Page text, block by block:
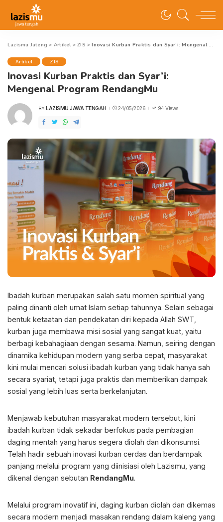
Lazismu Jateng > Artikel>ZIS >Inovasi Kurban Praktis dan Syar’i: Mengenal Program RendangMu
Artikel ZIS
Inovasi Kurban Praktis dan Syar’i:
Mengenal Program RendangMu
POSTED
BY LAZISMU JAWA TENGAH 24/05/2026 94 Views
Ibadah kurban merupakan salah satu momen spiritual yang
paling dinanti oleh umat Islam setiap tahunnya. Selain sebagai
bentuk ketaatan dan pendekatan diri kepada Allah SWT,
kurban juga membawa misi sosial yang sangat kuat, yaitu
berbagi kebahagiaan dengan sesama. Namun, seiring dengan
dinamika kehidupan modern yang serba cepat, masyarakat
kini mulai mencari solusi ibadah kurban yang tidak hanya sah
secara syariat, tetapi juga praktis dan memberikan dampak
sosial yang lebih luas serta berkelanjutan.
Menjawab kebutuhan masyarakat modern tersebut, kini
ibadah kurban tidak sekadar berfokus pada pembagian
daging mentah yang harus segera diolah dan dikonsumsi.
Telah hadir sebuah inovasi kurban cerdas dan berdampak
panjang melalui program yang diinisiasi oleh Lazismu, yang
dikenal dengan sebutan RendangMu.
Melalui program inovatif ini, daging kurban diolah dan dikemas
secara modern menjadi masakan rendang dalam kaleng yang